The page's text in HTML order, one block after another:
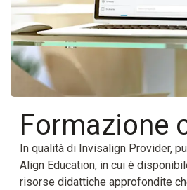
Formazione
In qualità di Invisalign Provider,
Align Education, in cui è
risorse didattiche approfondite